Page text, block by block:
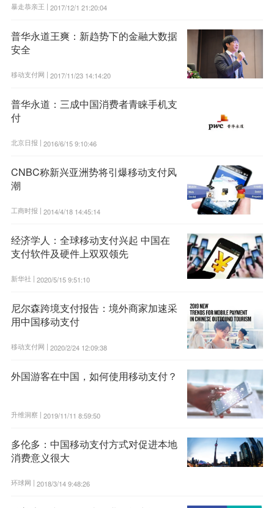
暴走恭亲王 | 2017/12/1 21:20:04
普华永道王爽：新趋势下的金融大数据
安全
移动支付网 | 2017/11/23 14:14:20
普华永道：三成中国消费者青睐手机支
付
北京日报 | 2016/6/15 9:10:46
CNBC称新兴亚洲势将引爆移动支付风
潮
工商时报 | 2014/4/18 14:45:14
经济学人：全球移动支付兴起 中国在
支付软件及硬件上双双领先
新华社 | 2020/5/15 9:51:10
尼尔森跨境支付报告：境外商家加速采
用中国移动支付
移动支付网 | 2020/2/24 12:09:38
外国游客在中国，如何使用移动支付？
升维洞察 | 2019/11/11 8:59:50
多伦多：中国移动支付方式对促进本地
消费意义很大
环球网 | 2018/3/14 9:48:26